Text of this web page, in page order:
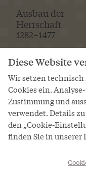
Ausbau der
Herrschaft
1282–1477
Diese Website
Wir setzen
Cookies ein.
Zustimmung und
verwendet. Details
den „Cookie-
finden Sie in